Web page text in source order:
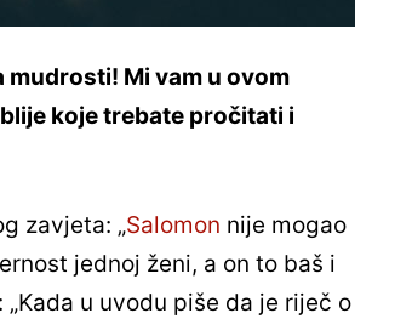
mudrosti! Mi vam u ovom
koje trebate pročitati i
zavjeta: „Salomon nije mogao
jednoj ženi, a on to baš i
u uvodu piše da je riječ o